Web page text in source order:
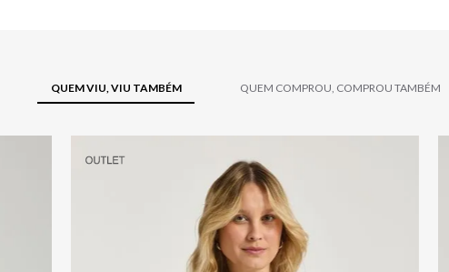
QUEM VIU, VIU TAMBÉM QUEM COMPROU, COMPROU TAMBÉM